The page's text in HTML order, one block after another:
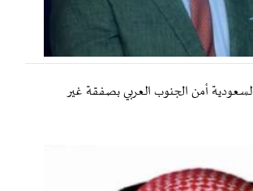
أمن الجنوب العربي بصفقة غير